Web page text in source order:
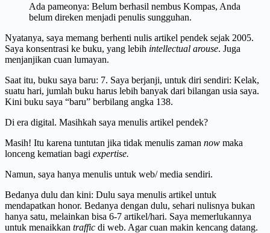
Ada pameonya: Belum berhasil nembus Kompas, Anda
belum direken menjadi penulis sungguhan.
Nyatanya, saya memang berhenti nulis artikel pendek sejak 2005.
Saya konsentrasi ke buku, yang lebih intellectual arouse. Juga
menjanjikan cuan lumayan.
Saat itu, buku saya baru: 7. Saya berjanji, untuk diri sendiri: Kelak,
suatu hari, jumlah buku harus lebih banyak dari bilangan usia saya.
Kini buku saya “baru” berbilang angka 138.
Di era digital. Masihkah saya menulis artikel pendek?
Masih! Itu karena tuntutan jika tidak menulis zaman now maka
lonceng kematian bagi expertise.
Namun, saya hanya menulis untuk web/ media sendiri.
Bedanya dulu dan kini: Dulu saya menulis artikel untuk
mendapatkan honor. Bedanya dengan dulu, sehari nulisnya bukan
hanya satu, melainkan bisa 6-7 artikel/hari. Saya memerlukannya
untuk menaikkan traffic di web. Agar cuan makin kencang datang.